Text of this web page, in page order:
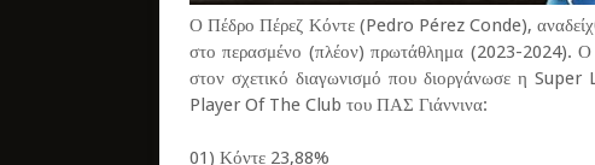
Ο Πέδρο Πέρεζ Κόντε (Pedro Pérez Conde),
στο περασμένο (πλέον) πρωτάθλημα (2023-2024). Ο
στον σχετικό διαγωνισμό που διοργάνωσε η Super
Player Of The Club του ΠΑΣ Γιάννινα:
01) Κόντε 23,88%